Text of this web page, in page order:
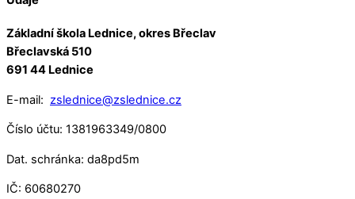
Základní škola Lednice, okres Břeclav
Břeclavská 510
691 44 Lednice
E-mail: zslednice@zslednice.cz
Číslo účtu: 1381963349/0800
Dat. schránka: da8pd5m
IČ: 60680270